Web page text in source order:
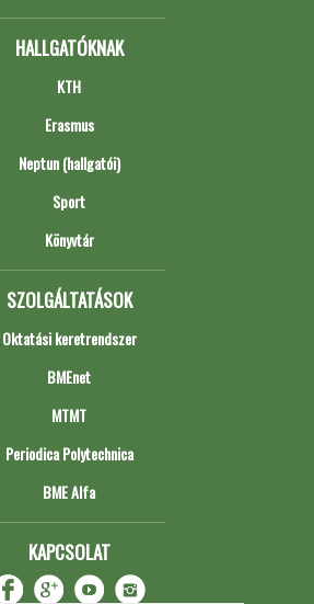
HALLGATÓKNAK
KTH
Erasmus
Neptun (hallgatói)
Sport
Könyvtár
SZOLGÁLTATÁSOK
Oktatási keretrendszer
BMEnet
MTMT
Periodica Polytechnica
BME Alfa
KAPCSOLAT